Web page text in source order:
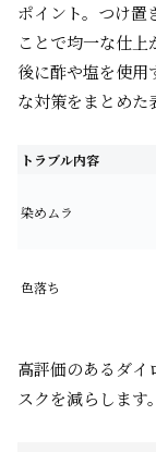
ポイント。つけ置
ことで均一な仕
後に酢や塩を使用
な対策をまとめた
トラブル内容
染めムラ
色落ち
高評価のあるダイ
スクを減らします。